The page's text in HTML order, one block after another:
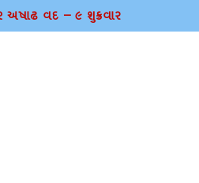
વદ – ૯ શુક્રવાર